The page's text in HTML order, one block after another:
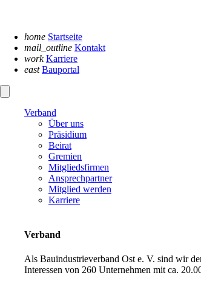
home Startseite
mail_outline Kontakt
work Karriere
east Bauportal
Verband
Über uns
Präsidium
Beirat
Gremien
Mitgliedsfirmen
Ansprechpartner
Mitglied werden
Karriere
Verband
Als Bauindustrieverband Ost e. V. sind wir
Interessen von 260 Unternehmen mit ca.